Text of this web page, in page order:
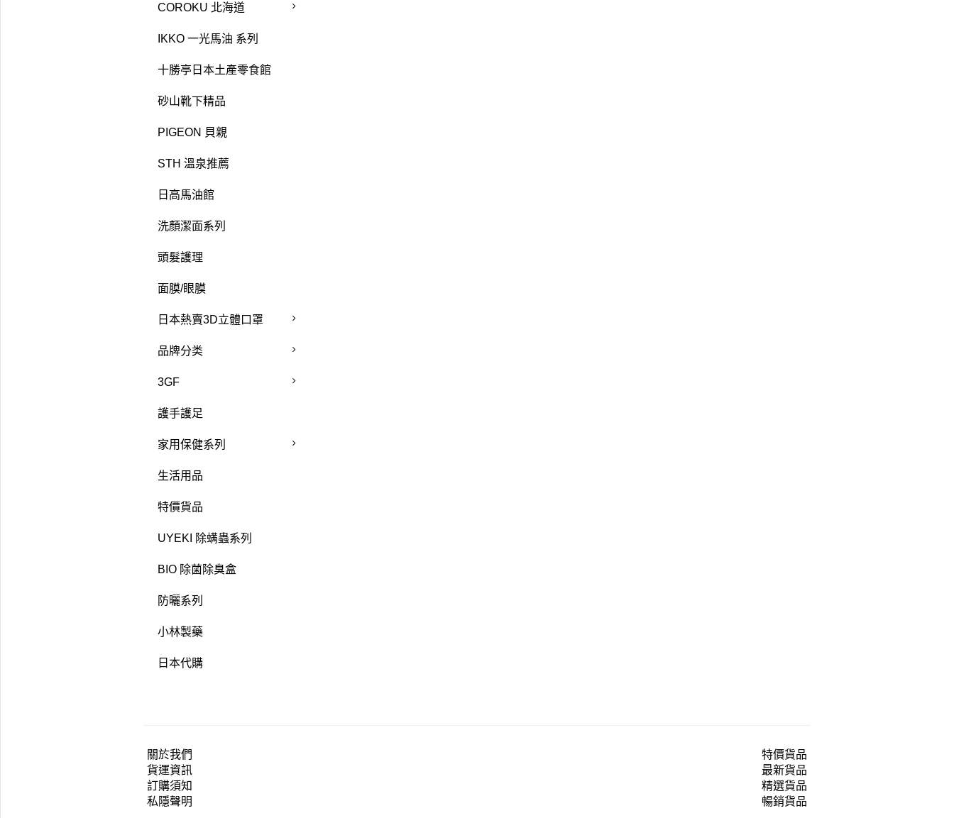
COROKU 北海道
IKKO 一光馬油 系列
十勝亭日本土產零食館
砂山靴下精品
PIGEON 貝親
STH 溫泉推薦
日高馬油館
洗顏潔面系列
頭髮護理
面膜/眼膜
日本熱賣3D立體口罩
品牌分类
3GF
護手護足
家用保健系列
生活用品
特價貨品
UYEKI 除螨蟲系列
BIO 除菌除臭盒
防曬系列
小林製藥
日本代購
關於我們
貨運資訊
訂購須知
私隱聲明
特價貨品
最新貨品
精選貨品
暢銷貨品